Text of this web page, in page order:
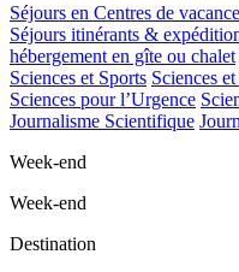
Séjours en Centres de
Séjours itinérants &
hébergement en gîte ou chalet
Sciences et Sports Sciences
Sciences pour l’Urgence
Journalisme Scientifique
Week-end
Week-end
Destination